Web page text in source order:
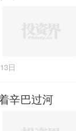
日
辛巴过河